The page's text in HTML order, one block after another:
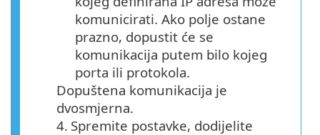
komunicirati. Ako polje ostane
prazno, dopustit će se
komunikacija putem bilo kojeg
porta ili protokola.
Dopuštena komunikacija je
dvosmjerna.
4. Spremite postavke, dodijelite